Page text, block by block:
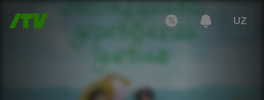
UZ